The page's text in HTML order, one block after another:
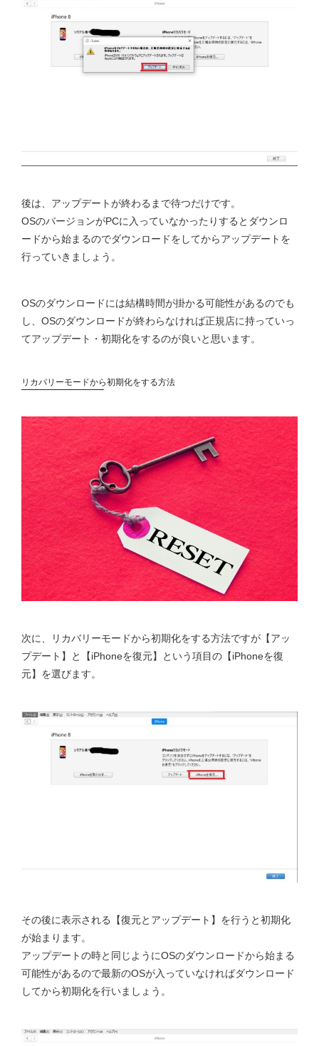
後は、アップデートが終わるまで待つだけです。
OSのバージョンがPCに入っていなかったりするとダウンロ
ードから始まるのでダウンロードをしてからアップデートを
行っていきましょう。
OSのダウンロードには結構時間が掛かる可能性があるのでも
し、OSのダウンロードが終わらなければ正規店に持っていっ
てアップデート・初期化をするのが良いと思います。
リカバリーモードから初期化をする方法
次に、リカバリーモードから初期化をする方法ですが【アッ
プデート】と【iPhoneを復元】という項目の【iPhoneを復
元】を選びます。
その後に表示される【復元とアップデート】を行うと初期化
が始まります。
アップデートの時と同じようにOSのダウンロードから始まる
可能性があるので最新のOSが入っていなければダウンロード
してから初期化を行いましょう。